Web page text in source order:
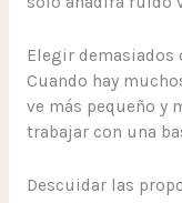
Elegir demasiados
Cuando hay
ve más pequeño y
trabajar con una
Descuidar las